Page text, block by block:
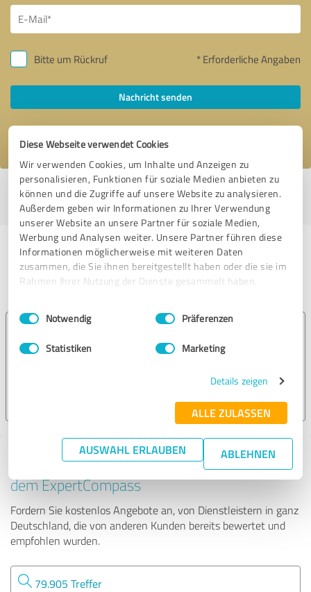
Diese Webseite verwendet Cookies
Wir verwenden Cookies, um Inhalte und Anzeigen zu
personalisieren, Funktionen für soziale Medien anbieten zu
können und die Zugriffe auf unsere Website zu analysieren.
Außerdem geben wir Informationen zu Ihrer Verwendung
unserer Website an unsere Partner für soziale Medien,
Werbung und Analysen weiter. Unsere Partner führen diese
Informationen möglicherweise mit weiteren Daten
zusammen, die Sie ihnen bereitgestellt haben oder die sie im
Rahmen Ihrer Nutzung der Dienste gesammelt haben.
Impressum Datenschutzbestimmungen
Einwilligungsauswahl
Notwendig Präferenzen
Statistiken Marketing
Details zeigen
ALLE ZULASSEN
AUSWAHL ERLAUBEN ABLEHNEN
Bitte um Rückruf * Erforderliche Angaben
Nachricht senden
Ich stimme den
Profil aktiv seit 13.07.2019 |Letzte Aktualisierung: 04.02.2026|Profil
melden
Erfahrungen zu weiteren
Anbietern aus dem Bereich
Bärwinkel GmbH
Tipp: Die passenden Experten finden - mit
dem ExpertCompass
Fordern Sie kostenlos Angebote an, von Dienstleistern in ganz
Deutschland, die von anderen Kunden bereits bewertet und
empfohlen wurden.
79.905 Treffer